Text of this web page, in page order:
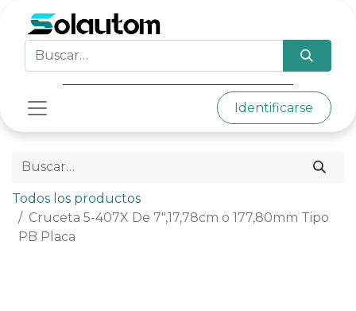
Identificarse
Todos los productos
Cruceta 5-407X De 7",17,78cm o 177,80mm Tipo
PB Placa